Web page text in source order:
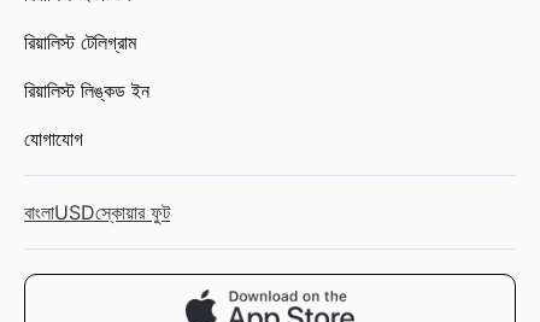
রিয়ালিস্ট টেলিগ্রাম
রিয়ালিস্ট লিঙ্কড ইন
যোগাযোগ
বাংলাUSDস্কোয়ার ফুট